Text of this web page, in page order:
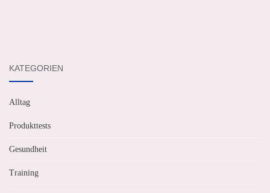
KATEGORIEN
Alltag
Produkttests
Gesundheit
Training